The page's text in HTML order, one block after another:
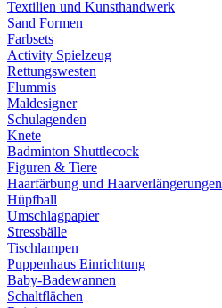
Textilien und Kunsthandwerk
Sand Formen
Farbsets
Activity Spielzeug
Rettungswesten
Flummis
Maldesigner
Schulagenden
Knete
Badminton Shuttlecock
Figuren & Tiere
Haarfärbung und Haarverlängerungen
Hüpfball
Umschlagpapier
Stressbälle
Tischlampen
Puppenhaus Einrichtung
Baby-Badewannen
Schaltflächen